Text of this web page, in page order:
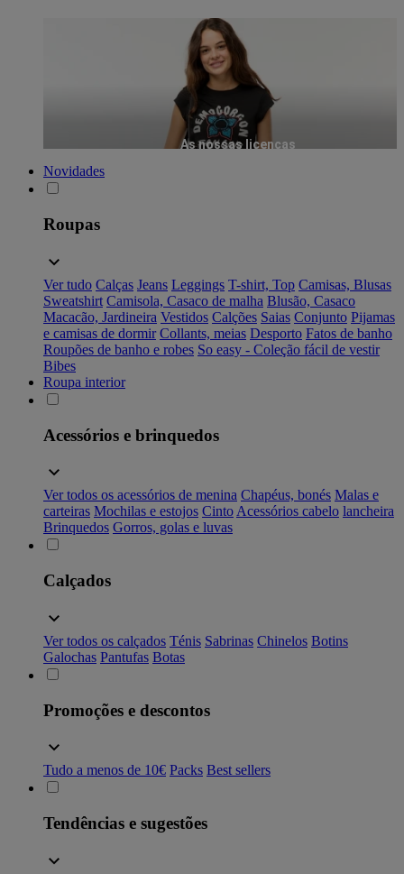
As nossas licenças
Novidades
Roupas
Ver tudo Calças Jeans Leggings T-shirt, Top Camisas, Blusas
Sweatshirt Camisola, Casaco de malha Blusão, Casaco
Macacão, Jardineira Vestidos Calções Saias Conjunto Pijamas
e camisas de dormir Collants, meias Desporto Fatos de banho
Roupões de banho e robes So easy - Coleção fácil de vestir
Bibes
Roupa interior
Acessórios e brinquedos
Ver todos os acessórios de menina Chapéus, bonés Malas e
carteiras Mochilas e estojos Cinto Acessórios cabelo lancheira
Brinquedos Gorros, golas e luvas
Calçados
Ver todos os calçados Ténis Sabrinas Chinelos Botins
Galochas Pantufas Botas
Promoções e descontos
Tudo a menos de 10€ Packs Best sellers
Tendências e sugestões